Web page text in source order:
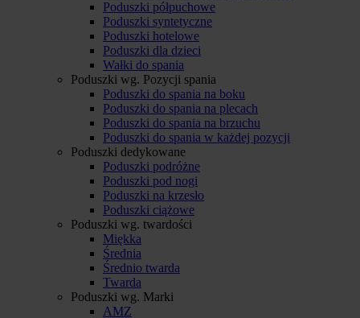
Poduszki półpuchowe
Poduszki syntetyczne
Poduszki hotelowe
Poduszki dla dzieci
Wałki do spania
Poduszki wg. Pozycji spania
Poduszki do spania na boku
Poduszki do spania na plecach
Poduszki do spania na brzuchu
Poduszki do spania w każdej pozycji
Poduszki dedykowane
Poduszki podróżne
Poduszki pod nogi
Poduszki na krzesło
Poduszki ciążowe
Poduszki wg. twardości
Miękka
Średnia
Średnio twarda
Twarda
Poduszki wg. Marki
AMZ